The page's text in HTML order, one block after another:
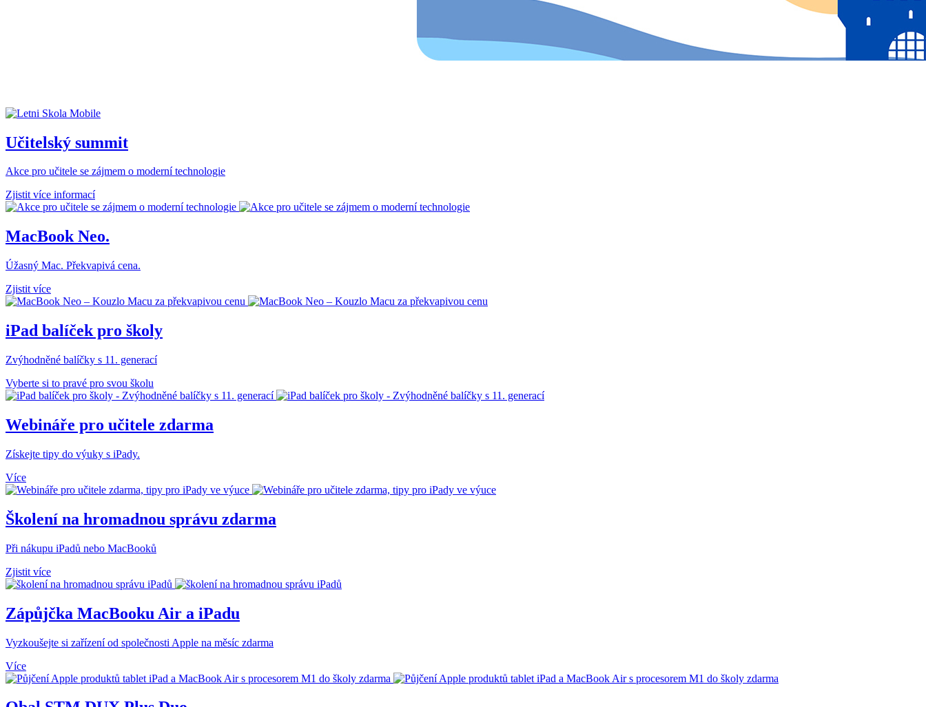
Učitelský summit
Akce pro učitele se zájmem o moderní technologie
Zjistit více informací
MacBook Neo.
Úžasný Mac. Překvapivá cena.
Zjistit více
iPad balíček pro školy
Zvýhodněné balíčky s 11. generací
Vyberte si to pravé pro svou školu
Webináře pro učitele zdarma
Získejte tipy do výuky s iPady.
Více
Školení na hromadnou správu zdarma
Při nákupu iPadů nebo MacBooků
Zjistit více
Zápůjčka MacBooku Air a iPadu
Vyzkoušejte si zařízení od společnosti Apple na měsíc zdarma
Více